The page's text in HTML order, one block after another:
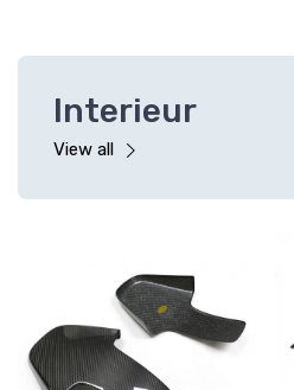
Interieur
View all